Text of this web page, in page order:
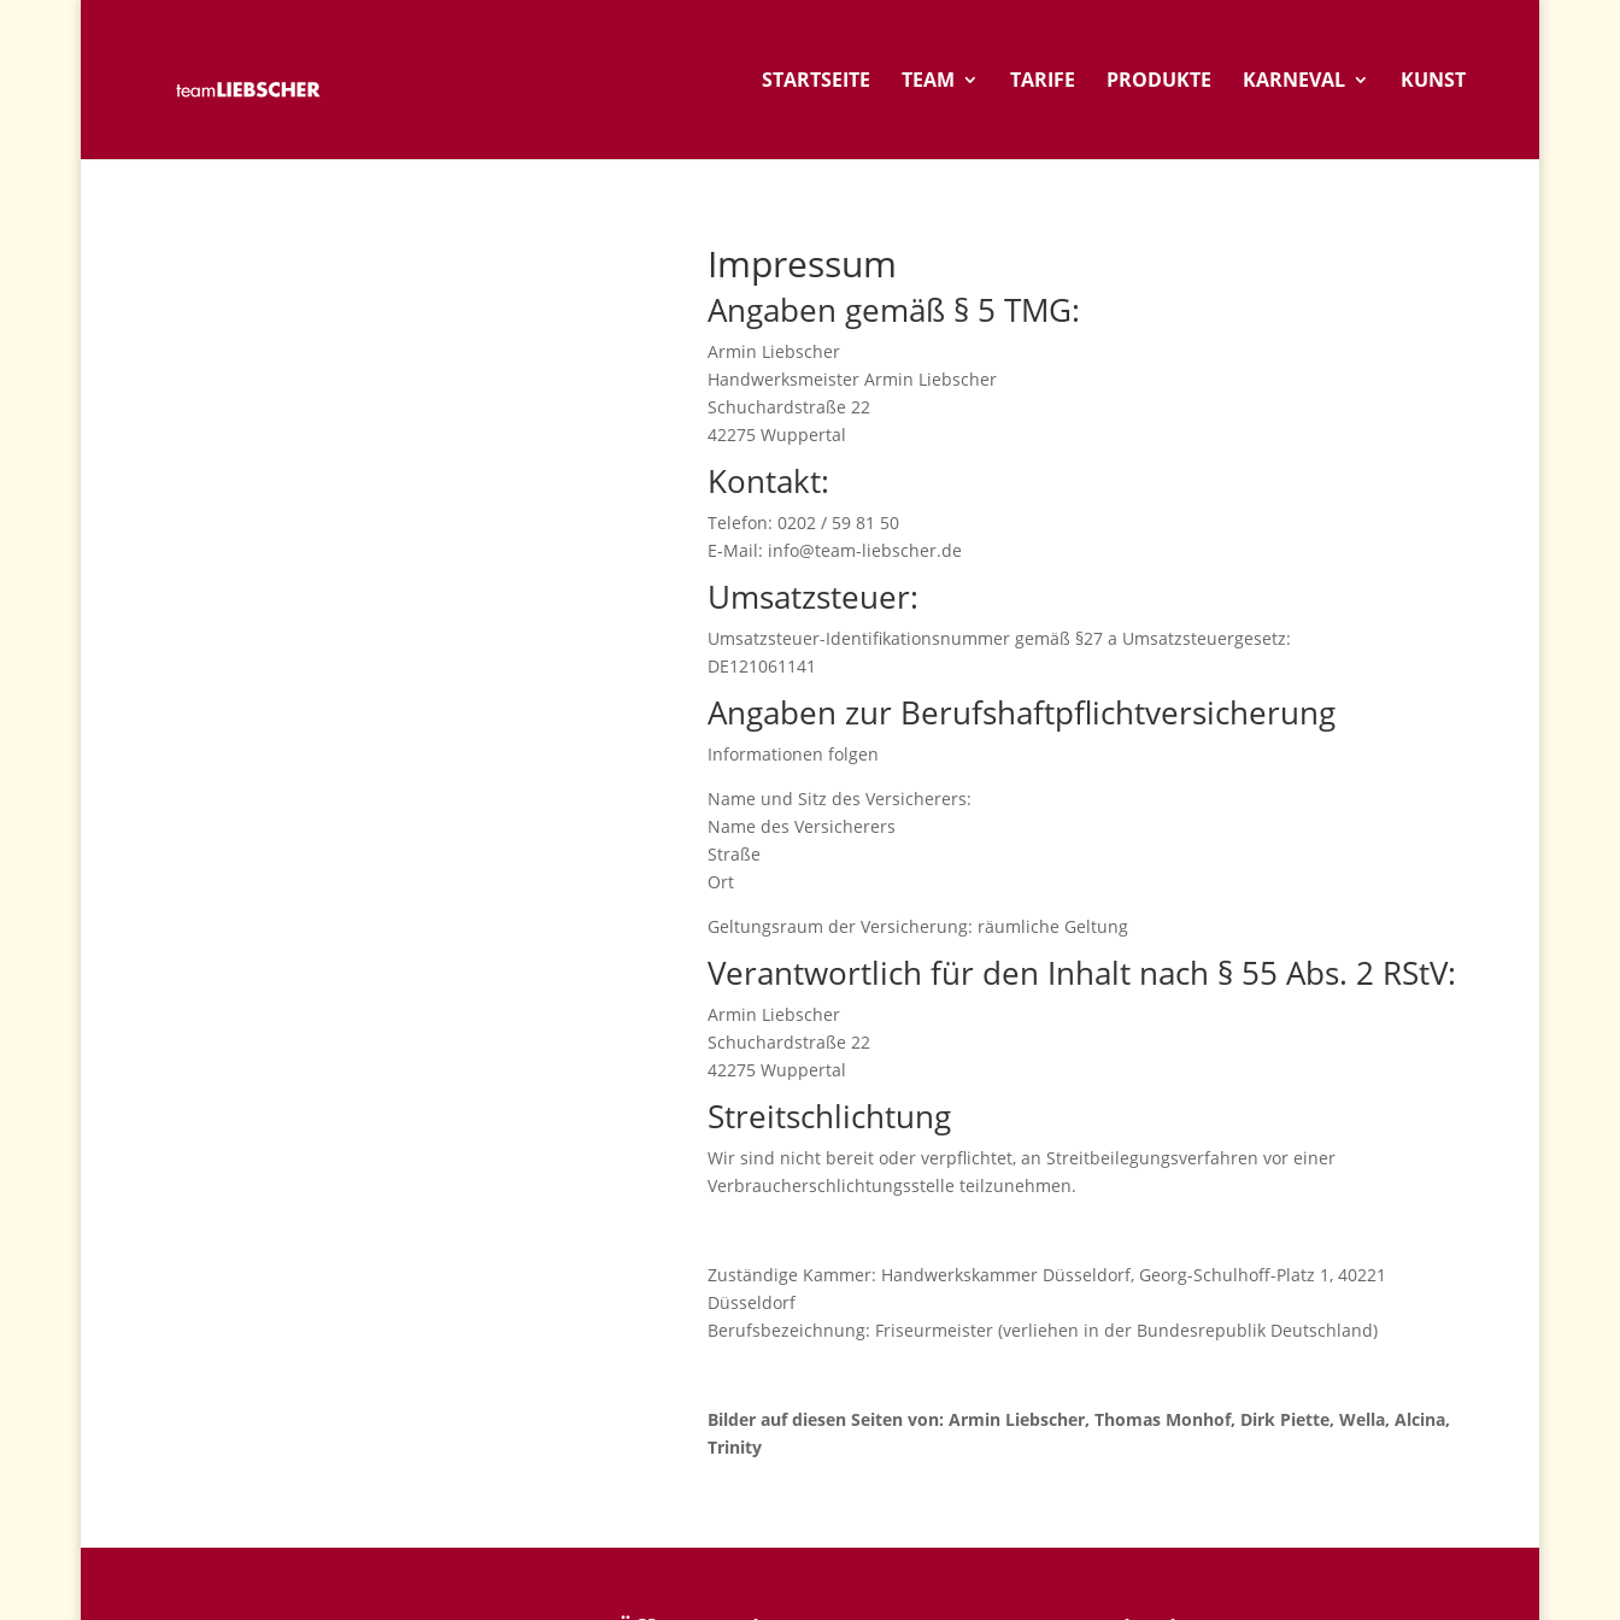
STARTSEITE TEAM TARIFE PRODUKTE KARNEVAL KUNST
Impressum
Angaben gemäß § 5 TMG:
Armin Liebscher
Handwerksmeister Armin Liebscher
Schuchardstraße 22
42275 Wuppertal
Kontakt:
Telefon: 0202 / 59 81 50
E-Mail: info@team-liebscher.de
Umsatzsteuer:
Umsatzsteuer-Identifikationsnummer gemäß §27 a Umsatzsteuergesetz:
DE121061141
Angaben zur Berufshaftpflichtversicherung
Informationen folgen
Name und Sitz des Versicherers:
Name des Versicherers
Straße
Ort
Geltungsraum der Versicherung: räumliche Geltung
Verantwortlich für den Inhalt nach § 55 Abs. 2 RStV:
Armin Liebscher
Schuchardstraße 22
42275 Wuppertal
Streitschlichtung
Wir sind nicht bereit oder verpflichtet, an Streitbeilegungsverfahren vor einer
Verbraucherschlichtungsstelle teilzunehmen.
Zuständige Kammer: Handwerkskammer Düsseldorf, Georg-Schulhoff-Platz 1, 40221
Düsseldorf
Berufsbezeichnung: Friseurmeister (verliehen in der Bundesrepublik Deutschland)
Bilder auf diesen Seiten von: Armin Liebscher, Thomas Monhof, Dirk Piette, Wella, Alcina,
Trinity